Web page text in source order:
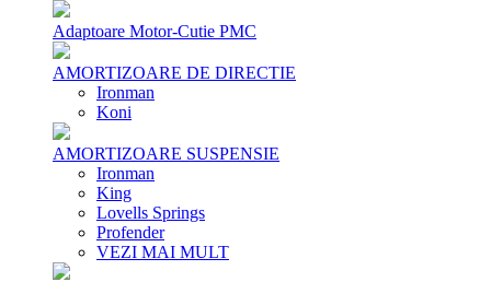
Adaptoare Motor-Cutie PMC
AMORTIZOARE DE DIRECTIE
Ironman
Koni
AMORTIZOARE SUSPENSIE
Ironman
King
Lovells Springs
Profender
VEZI MAI MULT